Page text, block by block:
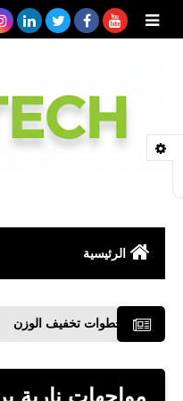
الرئيسية
خطوات تخفيف الوزن
مواجهات نارية